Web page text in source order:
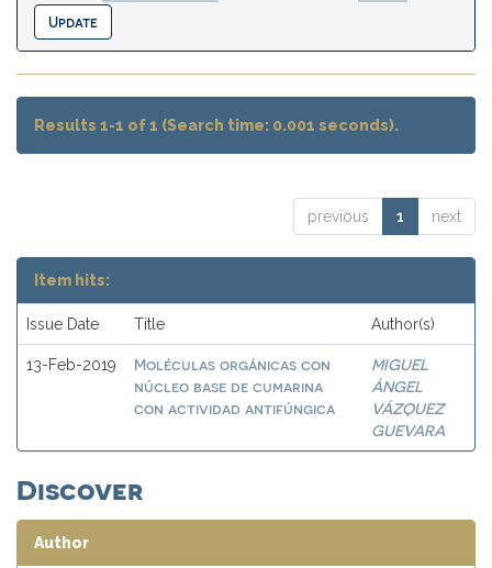
Results 1-1 of 1 (Search time: 0.001 seconds).
previous 1 next
Item hits:
Issue Date Title Author(s)
13-Feb-2019
Moléculas orgánicas con
núcleo base de cumarina
con actividad antifúngica
MIGUEL
ÁNGEL
VÁZQUEZ
GUEVARA
Discover
Author